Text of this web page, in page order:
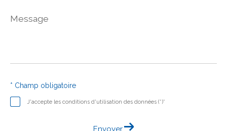
Message
J'accepte les conditions d'utilisation des données (*)*
* Champ obligatoire
Envoyer